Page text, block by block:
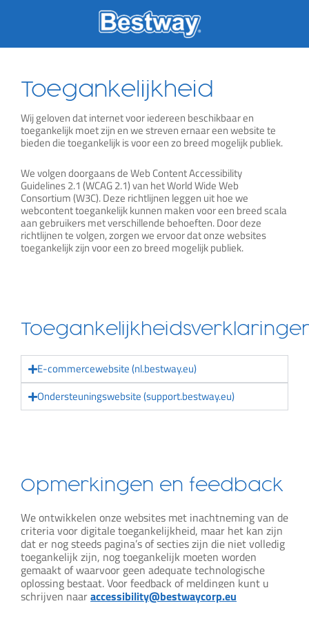
Toegankelijkheid
Wij geloven dat internet voor iedereen beschikbaar en
toegankelijk moet zijn en we streven ernaar een website te
bieden die toegankelijk is voor een zo breed mogelijk publiek.
We volgen doorgaans de Web Content Accessibility
Guidelines 2.1 (WCAG 2.1) van het World Wide Web
Consortium (W3C). Deze richtlijnen leggen uit hoe we
webcontent toegankelijk kunnen maken voor een breed scala
aan gebruikers met verschillende behoeften. Door deze
richtlijnen te volgen, zorgen we ervoor dat onze websites
toegankelijk zijn voor een zo breed mogelijk publiek.
E-commercewebsite (nl.bestway.eu)
Ondersteuningswebsite (support.bestway.eu)
Opmerkingen en feedback
We ontwikkelen onze websites met inachtneming van de
criteria voor digitale toegankelijkheid, maar het kan zijn
dat er nog steeds pagina’s of secties zijn die niet volledig
toegankelijk zijn, nog toegankelijk moeten worden
gemaakt of waarvoor geen adequate technologische
oplossing bestaat. Voor feedback of meldingen kunt u
schrijven naaraccessibility@bestwaycorp.eu